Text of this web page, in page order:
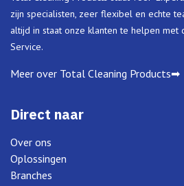
zijn specialisten, zeer flexibel en echte
altijd in staat onze klanten te helpen met
Service.
Meer over Total Cleaning Products➡
Direct naar
Over ons
Oplossingen
Branches